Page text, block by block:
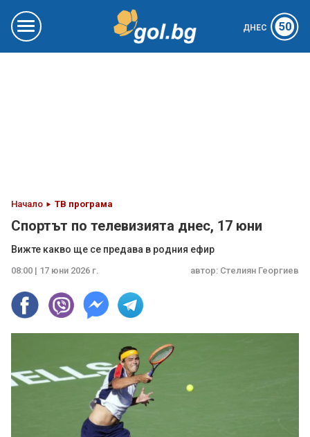
ДНЕС 50
Начало ТВ програма
Спортът по телевизията днес, 17 юни
Вижте какво ще се предава в родния ефир
08:00 | 17 юни 2026 г. автор: Стелиян Георгиев